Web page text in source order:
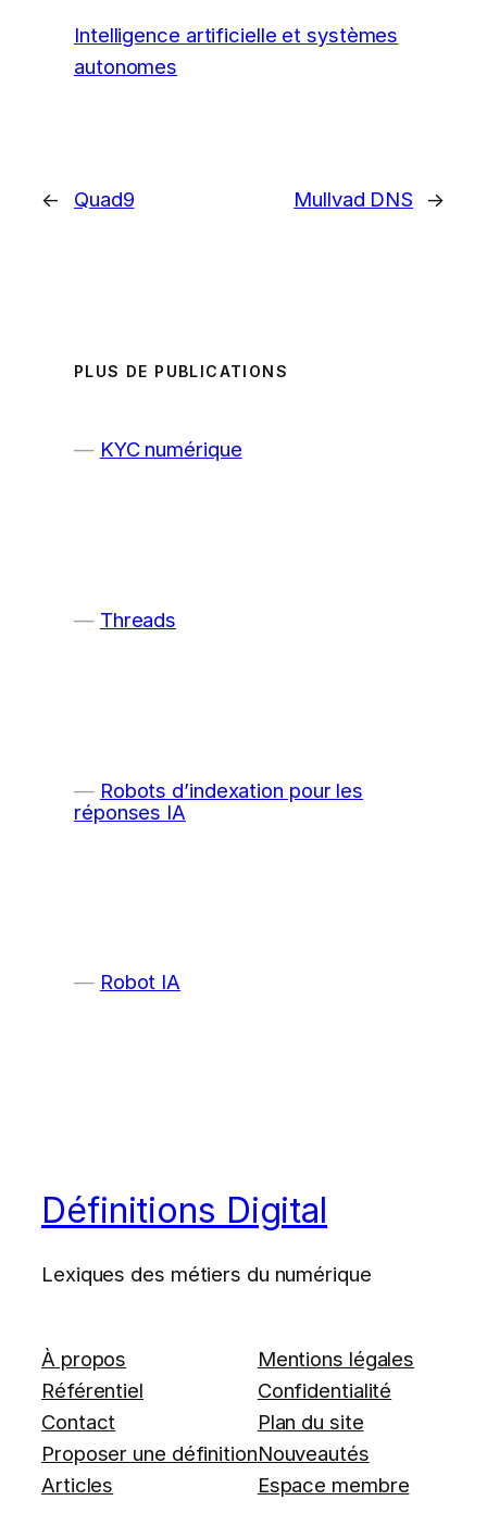
Intelligence artificielle et systèmes
autonomes
← Quad9 Mullvad DNS →
PLUS DE PUBLICATIONS
KYC numérique
Threads
Robots d’indexation pour les
réponses IA
Robot IA
Définitions Digital
Lexiques des métiers du numérique
À propos
Référentiel
Contact
Proposer une définition
Articles
Mentions légales
Confidentialité
Plan du site
Nouveautés
Espace membre